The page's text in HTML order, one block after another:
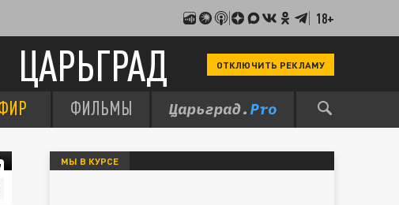
18+
ЦАРЬГРАД ОТКЛЮЧИТЬ РЕКЛАМУ
ФИЛЬМЫ
МЫ В КУРСЕ